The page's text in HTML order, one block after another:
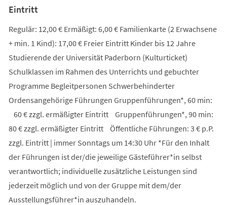
Eintritt
Regulär: 12,00 € Ermäßigt: 6,00 € Familienkarte (2 Erwachsene
+ min. 1 Kind): 17,00 € Freier Eintritt Kinder bis 12 Jahre
Studierende der Universität Paderborn (Kulturticket)
Schulklassen im Rahmen des Unterrichts und gebuchter
Programme Begleitpersonen Schwerbehinderter
Ordensangehörige Führungen Gruppenführungen*, 60 min:
60 € zzgl. ermäßigter Eintritt Gruppenführungen*, 90 min:
80 € zzgl. ermäßigter Eintritt Öffentliche Führungen: 3 € p.P.
zzgl. Eintritt | immer Sonntags um 14:30 Uhr *Für den Inhalt
der Führungen ist der/die jeweilige Gästeführer*in selbst
verantwortlich; individuelle zusätzliche Leistungen sind
jederzeit möglich und von der Gruppe mit dem/der
Ausstellungsführer*in auszuhandeln.